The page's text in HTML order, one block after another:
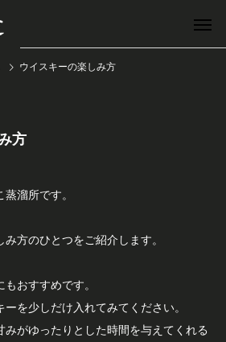
ウイスキーの楽しみ方
方
溜所です。
方のひとつをご紹介します。
おすすめです。
を少しだけ入れてみてください。
みがゆったりとした時間を与えてくれる